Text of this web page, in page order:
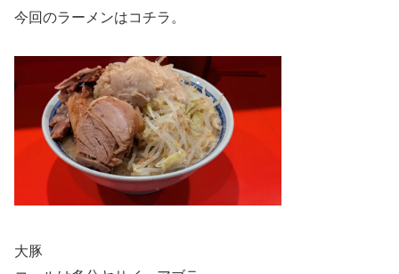
今回のラーメンはコチラ。
大豚